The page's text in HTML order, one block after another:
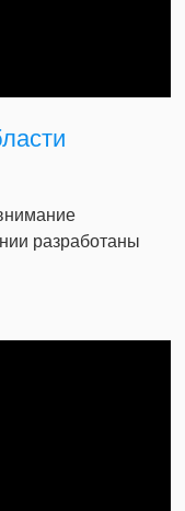
разработаны